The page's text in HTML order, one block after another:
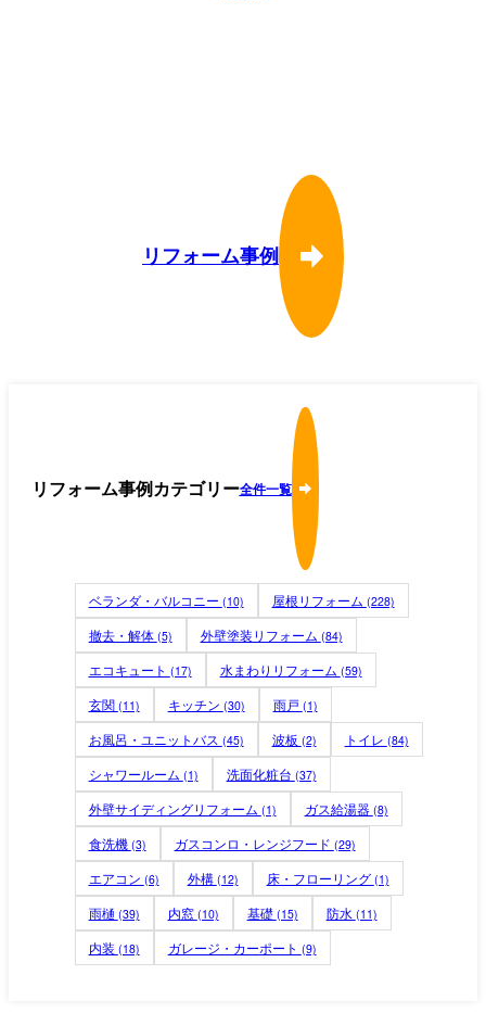
リフォーム事例
リフォーム事例カテゴリー全件一覧
ベランダ・バルコニー (10) 屋根リフォーム (228)
撤去・解体 (5) 外壁塗装リフォーム (84)
エコキュート (17) 水まわりリフォーム (59)
玄関 (11) キッチン (30) 雨戸 (1)
お風呂・ユニットバス (45) 波板 (2) トイレ (84)
シャワールーム (1) 洗面化粧台 (37)
外壁サイディングリフォーム (1) ガス給湯器 (8)
食洗機 (3) ガスコンロ・レンジフード (29)
エアコン (6) 外構 (12) 床・フローリング (1)
雨樋 (39) 内窓 (10) 基礎 (15) 防水 (11)
内装 (18) ガレージ・カーポート (9)